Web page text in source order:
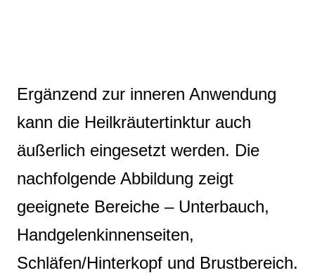
Ergänzend zur inneren Anwendung
kann die Heilkräutertinktur auch
äußerlich eingesetzt werden. Die
nachfolgende Abbildung zeigt
geeignete Bereiche – Unterbauch,
Handgelenkinnenseiten,
Schläfen/Hinterkopf und Brustbereich.